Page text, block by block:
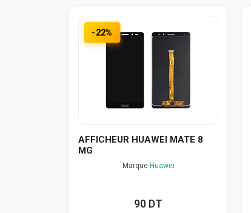
-22%
AFFICHEUR HUAWEI MATE 8
MG
Marque Huawei
90 DT